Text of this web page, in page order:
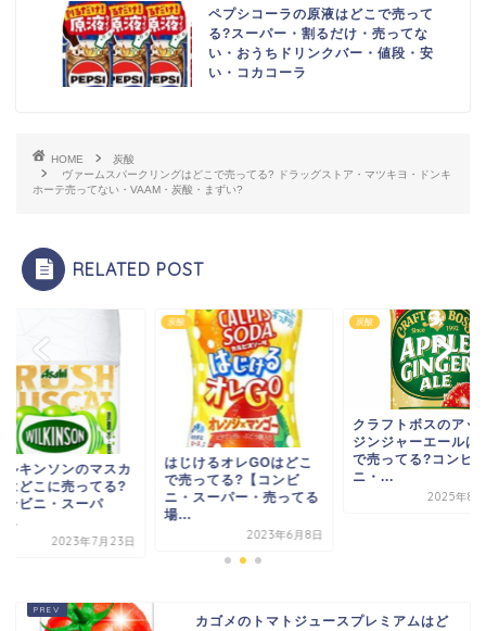
ペプシコーラの原液はどこで売って
る?スーパー・割るだけ・売ってな
い・おうちドリンクバー・値段・安
い・コカコーラ
HOME
炭酸
ヴァームスパークリングはどこで売ってる? ドラッグストア・マツキヨ・ドンキ
ホーテ売ってない・VAAM・炭酸・まずい?
RELATED POST
けるオレGOはどこ
ってる?【コンビ
スーパー・売ってる
2023年6月8日
炭酸
クラフトボスのアップル
ジンジャーエールはどこ
で売ってる?コンビ
ニ・...
2025年8月27日
炭酸
ウィルキンソンのマ
【コンビニ・スーパ
カゴメのトマトジュースプレミアムはど